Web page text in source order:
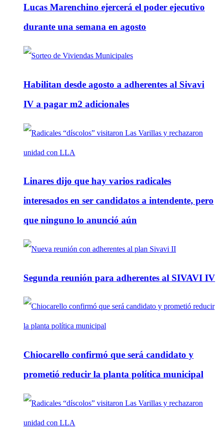
Lucas Marenchino ejercerá el poder ejecutivo
durante una semana en agosto
Habilitan desde agosto a adherentes al Sivavi
IV a pagar m2 adicionales
Linares dijo que hay varios radicales
interesados en ser candidatos a intendente, pero
que ninguno lo anunció aún
Segunda reunión para adherentes al SIVAVI IV
Chiocarello confirmó que será candidato y
prometió reducir la planta política municipal